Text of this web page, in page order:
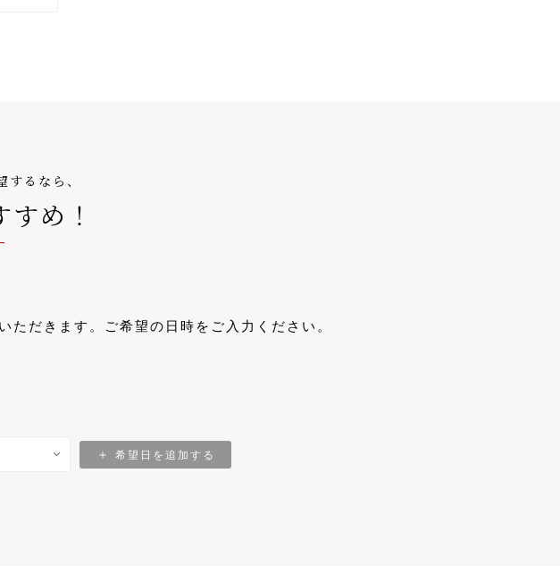
るなら、
め！
だきます。ご希望の日時をご入力ください。
希望日を追加する